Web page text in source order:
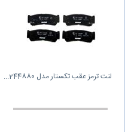
لنت ترمز عقب تکستار مدل 244880